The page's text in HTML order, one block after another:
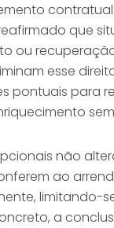
que
ou
esse
pontuais para
não
ao
limitando-
a